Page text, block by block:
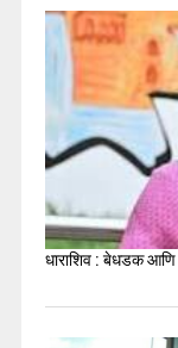
धाराशिव : बेधडक आणि